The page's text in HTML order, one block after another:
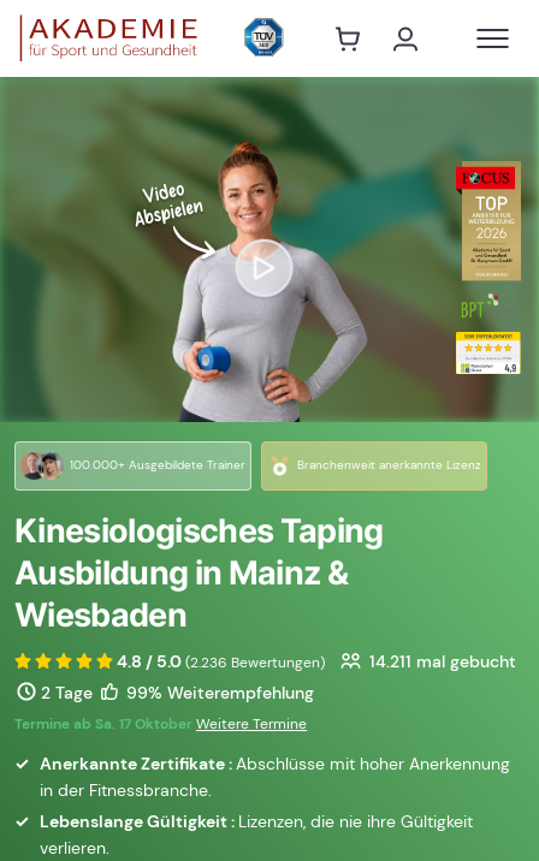
100.000+ Ausgebildete Trainer Branchenweit anerkannte Lizenz
Kinesiologisches Taping
Ausbildung in Mainz &
Wiesbaden
4.8 / 5.0(2.236 Bewertungen) 14.211 mal gebucht
2 Tage
99% Weiterempfehlung
Termine ab Sa. 17 OktoberWeitere Termine
Anerkannte Zertifikate :Abschlüsse mit hoher Anerkennung
in der Fitnessbranche.
Lebenslange Gültigkeit : Lizenzen, die nie ihre Gültigkeit
verlieren.